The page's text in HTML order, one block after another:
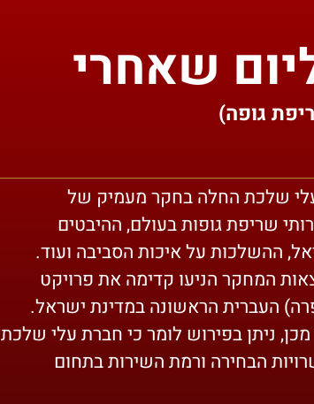
שאחרי
גופה)
חברת עלי שלכת החלה בחקר מעמיק של
שריפת גופות בעולם, ההיבטים
ההשלכות על איכות הסביבה ועוד.
המחקר הניעו קדימה את פרויקט
העברית הראשונה במדינת ישראל.
לאחר מכן, ניתן בפירוש לומר כי חברת עלי שלכת
הבחירה ורמת השירות בתחום